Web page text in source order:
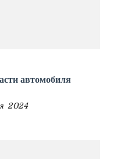
автомобиля
2024